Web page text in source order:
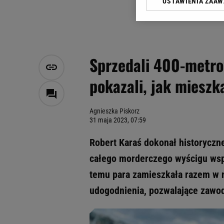
Sprzedali 400-
pokazali, jak
Agnieszka Piskorz
31 maja 2023, 07:59
Robert Karaś dokonał
całego morderczego wyścigu
temu para zamieszkała razem
udogodnienia, pozwalające
Klikając „Akceptuję”
Zaufanych Partnerów i
My, nasi Zaufani
Użycie dokładnych
Przechowywanie
badnie odbiorców i